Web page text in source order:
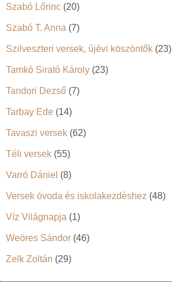
Szabó Lőrinc (20)
Szabó T. Anna (7)
Szilveszteri versek, újévi köszöntők (23)
Tamkó Sirató Károly (23)
Tandori Dezső (7)
Tarbay Ede (14)
Tavaszi versek (62)
Téli versek (55)
Varró Dániel (8)
Versek óvoda és iskolakezdéshez (48)
Víz Világnapja (1)
Weöres Sándor (46)
Zelk Zoltán (29)